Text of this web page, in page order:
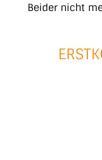
Beider nicht